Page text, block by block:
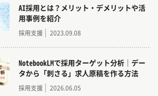
その他にも、SNS運用・Google広告・採用サイト
制作など、「どうやって自社の魅力を伝える
＜トラコム株式会社の運用実績＞
■Indeed運用実績：2,100社以上
AI採用とは？メリット・デメリットや活
用事例を紹介
採用支援 2023.09.08
NotebookLMで採用ターゲット分析｜デー
タから「刺さる」求人原稿を作る方法
採用支援 2026.06.05